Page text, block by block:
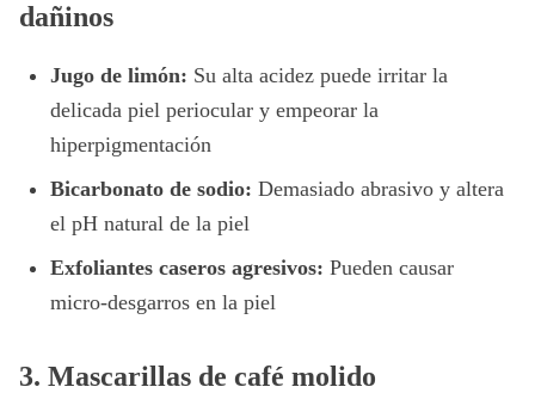
dañinos
Jugo de limón: Su alta acidez puede irritar la
delicada piel periocular y empeorar la
hiperpigmentación
Bicarbonato de sodio: Demasiado abrasivo y altera
el pH natural de la piel
Exfoliantes caseros agresivos: Pueden causar
micro-desgarros en la piel
3. Mascarillas de café molido